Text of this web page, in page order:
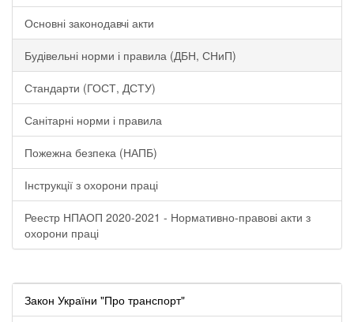
Основні законодавчі акти
Будівельні норми і правила (ДБН, СНиП)
Стандарти (ГОСТ, ДСТУ)
Санітарні норми і правила
Пожежна безпека (НАПБ)
Інструкції з охорони праці
Реестр НПАОП 2020-2021 - Нормативно-правові акти з
охорони праці
Закон України "Про транспорт"